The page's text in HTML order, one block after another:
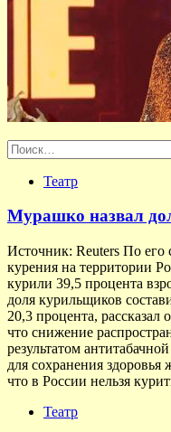
Найти:
Театр
Мурашко назвал
Источник: Reuters По его
курения на территории
курили 39,5 процента
доля курильщиков
20,3 процента,
что снижение
результатом
для сохранения
что в России нельзя
Театр